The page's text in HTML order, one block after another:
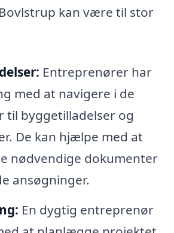
kan være til stor
Entreprenører har
med at navigere i de
til byggetilladelser og
De kan hjælpe med at
nødvendige dokumenter
ansøgninger.
En dygtig entreprenør